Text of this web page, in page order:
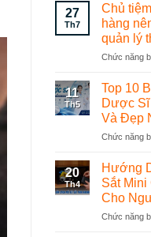
27
Th7
Chủ
hàng
quản lý
Chức năng
11
Th5
Top 10
Dược
Và Đẹp
Chức năng
20
Th4
Hướng
Sắt Mini
Cho
Chức năng